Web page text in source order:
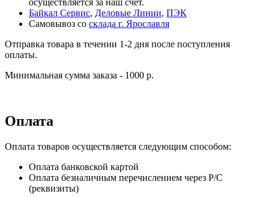
Байкал Сервис, Деловые Линии, ПЭК
Самовывоз со склада г. Ярославля
Отправка товара в течении 1-2 дня после поступления
оплаты.
Минимальная сумма заказа - 1000 р.
Оплата
Оплата товаров осуществляется следующим способом:
Оплата банковской картой
Оплата безналичным перечислением через Р/С
(реквизиты)